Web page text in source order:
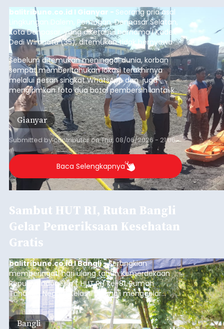
balitribune.co.id I Gianyar - Seorang pria asal
Lingkungan Dalem, Pemogan, Denpasar Selatan,
Kota Denpasar, yang diketahui bernama I Kadek
Dedi Wiranata (35), ditemukan tidak bernyawa di
pesisir Pantai Purnama, Sukawati.
Sebelum ditemukan meninggal dunia, korban
sempat memberitahukan lokasi terakhirnya
melalui pesan singkat WhatsApp dan juga
mengirimkan foto dua botol pembersih lantai ke
istrinya.
Gianyar
Submitted bycontributoronThu, 08/06/2026 - 21:06
Baca Selengkapnya
Sambut HUT RI, Rutan Bangli
Gelar Pemeriksaan Kesehatan
Gratis
balitribune.co.id I Bangli -Serangkian
memperingati hari ulang tahun Kemerdekaan
Republik Indonesia ( HUT RI) ke-81, Rumah
Tahanan Negara Kelas II B Bangli menggelar
kegiatan pemeriksaan kesehatan gratis, Rabu
(6/8/2026).
Bangli